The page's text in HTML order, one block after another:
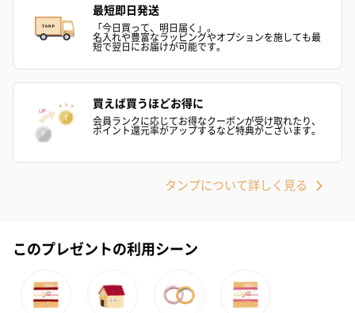
最短即日発送
「今日買って、明日届く」。
名入れや豊富なラッピングやオプションを施しても最
短で翌日にお届けが可能です。
買えば買うほどお得に
会員ランクに応じてお得なクーポンが受け取れたり、
ポイント還元率がアップするなど特典がございます。
タンプについて詳しく見る
このプレゼントの利用シーン